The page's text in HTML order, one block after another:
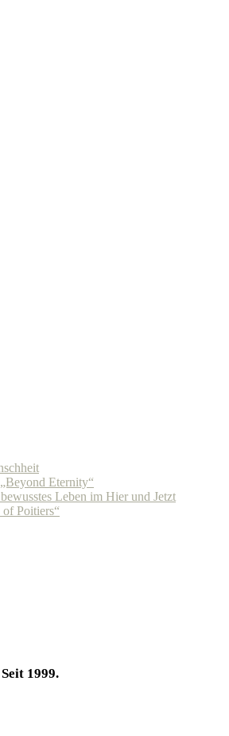
Eternity“
Leben im Hier und Jetzt
Poitiers“
1999.